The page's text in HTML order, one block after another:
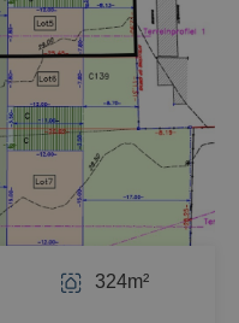
324m²